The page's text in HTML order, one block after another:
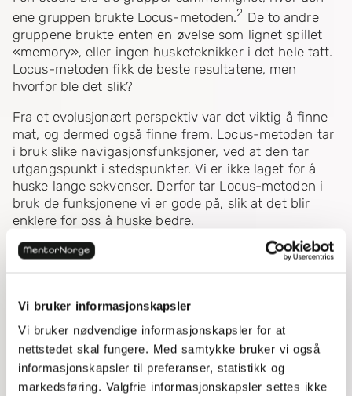
Vi bruker informasjonskapsler
Vi bruker nødvendige informasjonskapsler for at
nettstedet skal fungere. Med samtykke bruker vi også
informasjonskapsler til preferanser, statistikk og
markedsføring. Valgfrie informasjonskapsler settes ikke
ene gruppen brukte Locus-metoden.2 De to andre
gruppene brukte enten en øvelse som lignet spillet
«memory», eller ingen husketeknikker i det hele tatt.
Locus-metoden fikk de beste resultatene, men
hvorfor ble det slik?
Fra et evolusjonært perspektiv var det viktig å finne
mat, og dermed også finne frem. Locus-metoden tar
i bruk slike navigasjonsfunksjoner, ved at den tar
utgangspunkt i stedspunkter. Vi er ikke laget for å
huske lange sekvenser. Derfor tar Locus-metoden i
bruk de funksjonene vi er gode på, slik at det blir
enklere for oss å huske bedre.
Det er også enklere å huske konkrete ord
du derimot bruker Locus-metoden for å huske
konkrete ved å forestille deg noe som kan minne deg
på ordet. Derfor fungerer denne metoden bedre enn
om du ikke skulle brukt noen husketeknikker.